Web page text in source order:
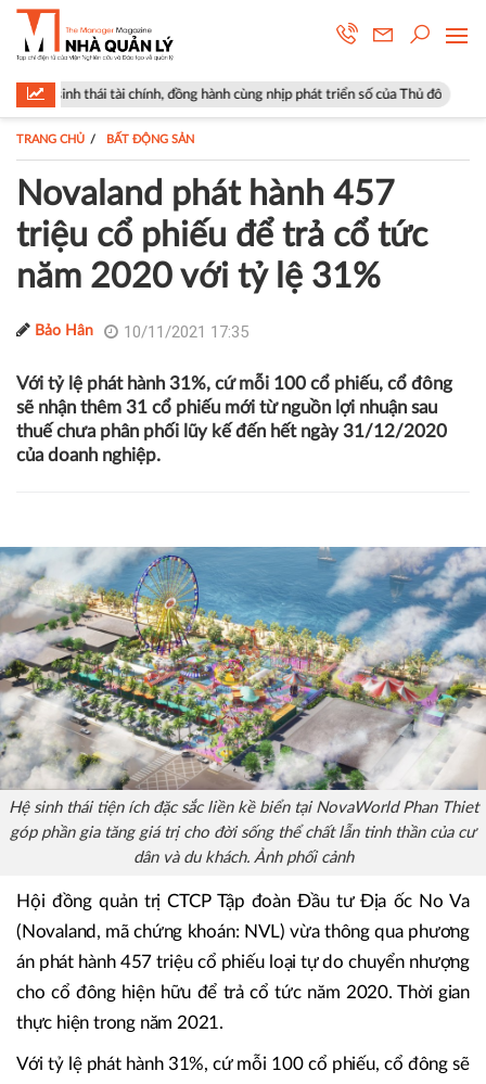
tài chính, đồng hành cùng nhịp phát triển số của Thủ đô Góp ý sửa
TRANG CHỦ BẤT ĐỘNG SẢN
Novaland phát hành 457
triệu cổ phiếu để trả cổ tức
năm 2020 với tỷ lệ 31%
Bảo Hân 10/11/2021 17:35
Với tỷ lệ phát hành 31%, cứ mỗi 100 cổ phiếu, cổ đông
sẽ nhận thêm 31 cổ phiếu mới từ nguồn lợi nhuận sau
thuế chưa phân phối lũy kế đến hết ngày 31/12/2020
của doanh nghiệp.
Hệ sinh thái tiện ích đặc sắc liền kề biển tại NovaWorld Phan Thiet
góp phần gia tăng giá trị cho đời sống thể chất lẫn tinh thần của cư
dân và du khách. Ảnh phối cảnh
Hội đồng quản trị CTCP Tập đoàn Đầu tư Địa ốc No Va
(Novaland, mã chứng khoán: NVL) vừa thông qua phương
án phát hành 457 triệu cổ phiếu loại tự do chuyển nhượng
cho cổ đông hiện hữu để trả cổ tức năm 2020. Thời gian
thực hiện trong năm 2021.
Với tỷ lệ phát hành 31%, cứ mỗi 100 cổ phiếu, cổ đông sẽ